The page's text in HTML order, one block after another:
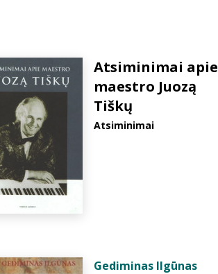
Atsiminimai apie
maestro Juozą
Tiškų
Atsiminimai
Gediminas Ilgūnas